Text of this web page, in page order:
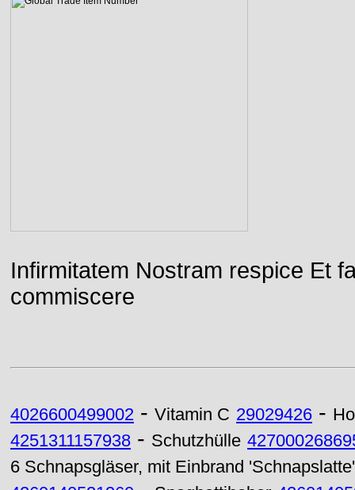
Infirmitatem Nostram respice Et
commiscere
4026600499002 - Vitamin C 29029426 -
4251311157938 - Schutzhülle
6 Schnapsgläser, mit Einbrand 'Schnapslatte'